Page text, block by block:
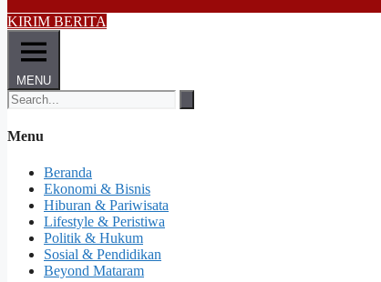
KIRIM BERITA
MENU
Menu
Beranda
Ekonomi & Bisnis
Hiburan & Pariwisata
Lifestyle & Peristiwa
Politik & Hukum
Sosial & Pendidikan
Beyond Mataram